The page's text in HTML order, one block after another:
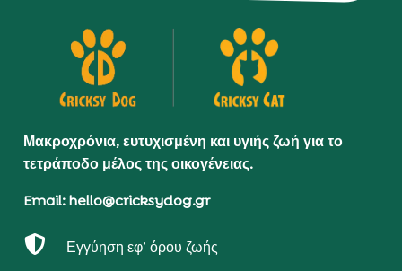
Μακροχρόνια, ευτυχισμένη και υγιής ζωή για το
τετράποδο μέλος της οικογένειας.
Email: hello@cricksydog.gr
 Εγγύηση εφ’ όρου ζωής